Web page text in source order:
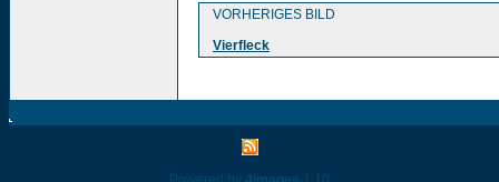
VORHERIGES BILD
Vierfleck